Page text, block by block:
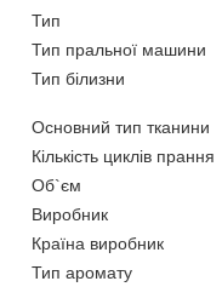
Тип
Тип пральної машини
Тип білизни
Основний тип тканини
Кількість циклів прання
Об`єм
Виробник
Країна виробник
Тип аромату